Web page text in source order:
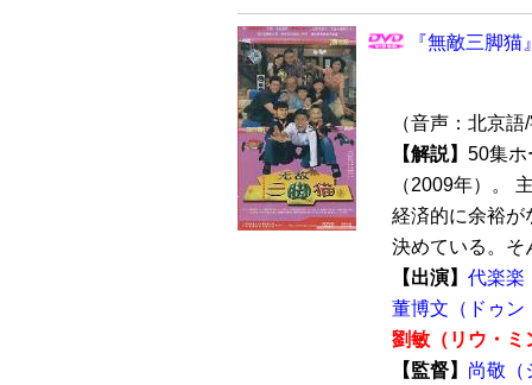
『無敵三脚
（音声：北京
【解説】 50集ホ
（2009年）。
経済的に余裕が
決めている。そ
【出演】 代楽楽
董博文（ドゥン
劉敏（リウ・ミ
【監督】 尚敬（